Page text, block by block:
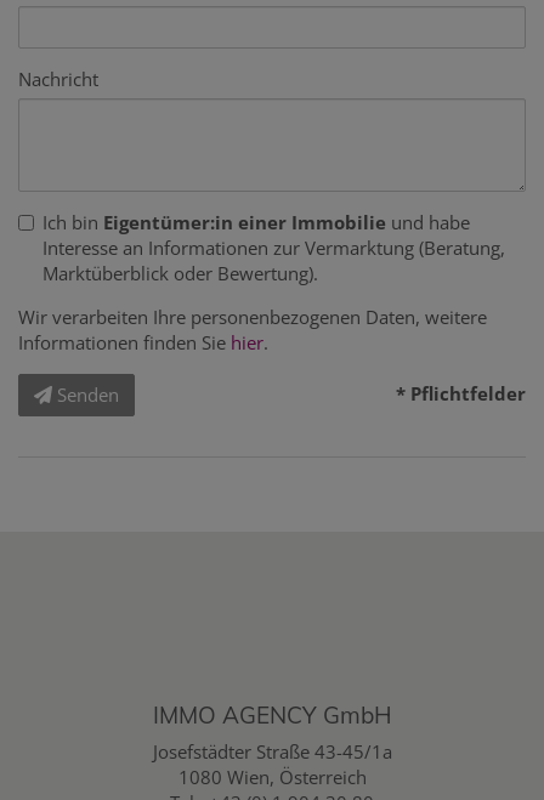
Nachricht
Ich bin Eigentümer:in einer Immobilie und habe
Interesse an Informationen zur Vermarktung (Beratung,
Marktüberblick oder Bewertung).
Wir verarbeiten Ihre personenbezogenen Daten, weitere
Informationen finden Sie hier.
Senden * Pflichtfelder
IMMO AGENCY GmbH
Josefstädter Straße 43-45/1a
1080 Wien, Österreich